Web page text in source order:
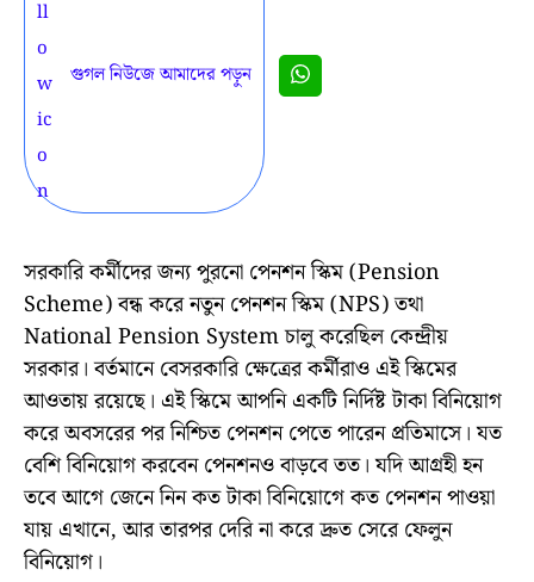
গুগল নিউজে আমাদের পড়ুন
সরকারি কর্মীদের জন্য পুরনো পেনশন স্কিম (Pension
Scheme) বন্ধ করে নতুন পেনশন স্কিম (NPS) তথা
National Pension System চালু করেছিল কেন্দ্রীয়
সরকার। বর্তমানে বেসরকারি ক্ষেত্রের কর্মীরাও এই স্কিমের
আওতায় রয়েছে। এই স্কিমে আপনি একটি নির্দিষ্ট টাকা বিনিয়োগ
করে অবসরের পর নিশ্চিত পেনশন পেতে পারেন প্রতিমাসে। যত
বেশি বিনিয়োগ করবেন পেনশনও বাড়বে তত। যদি আগ্রহী হন
তবে আগে জেনে নিন কত টাকা বিনিয়োগে কত পেনশন পাওয়া
যায় এখানে, আর তারপর দেরি না করে দ্রুত সেরে ফেলুন
বিনিয়োগ।